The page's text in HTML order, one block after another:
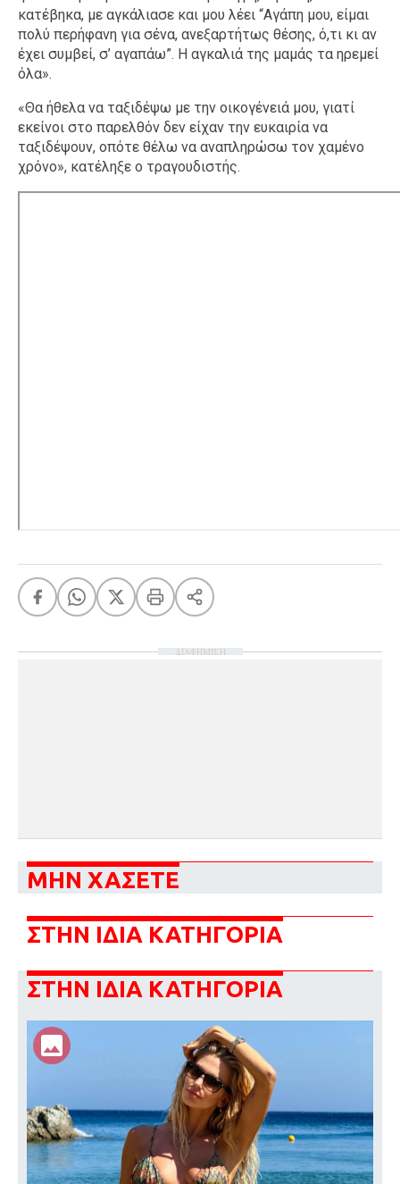
κατέβηκα, με αγκάλιασε και μου λέει “Αγάπη μου, είμαι
πολύ περήφανη για σένα, ανεξαρτήτως θέσης, ό,τι κι αν
έχει συμβεί, σ’ αγαπάω”. Η αγκαλιά της μαμάς τα ηρεμεί
όλα».
«Θα ήθελα να ταξιδέψω με την οικογένειά μου, γιατί
εκείνοι στο παρελθόν δεν είχαν την ευκαιρία να
ταξιδέψουν, οπότε θέλω να αναπληρώσω τον χαμένο
χρόνο», κατέληξε ο τραγουδιστής.
ΔΙΑΦΗΜΙΣΗ
ΜΗΝ ΧΑΣΕΤΕ
ΣΤΗΝ ΙΔΙΑ ΚΑΤΗΓΟΡΙΑ
ΣΤΗΝ ΙΔΙΑ ΚΑΤΗΓΟΡΙΑ